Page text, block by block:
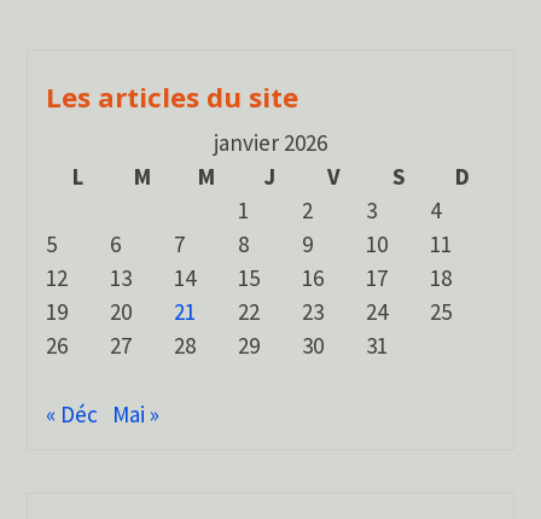
Les articles du site
janvier 2026
L
M M J V S
D
1
2 3
4
5
6 7 8 9 10
11
12
13 14 15 16 17
18
19
20 21 22 23 24
25
26
27 28 29 30 31
« Déc Mai »